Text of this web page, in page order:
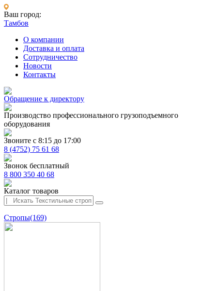
Ваш город:
Тамбов
О компании
Доставка и оплата
Сотрудничество
Новости
Контакты
Обращение к директору
Производство профессионального грузоподъемного
оборудования
Звоните с 8:15 до 17:00
8 (4752) 75 61 68
Звонок бесплатный
8 800 350 40 68
Каталог товаров
Стропы(169)